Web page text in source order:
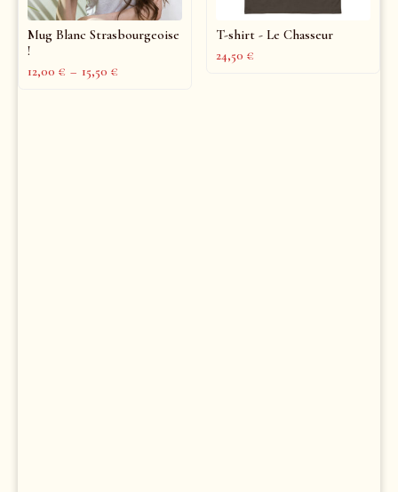
Mug Blanc Strasbourgeoise
!
12,00 € – 15,50 €
T-shirt - Le Chasseur
24,50 €